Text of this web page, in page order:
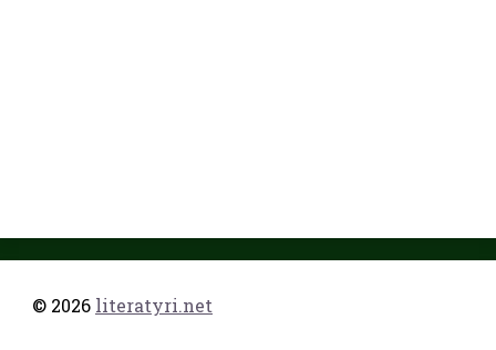
© 2026 literatyri.net